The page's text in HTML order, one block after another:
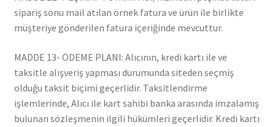
sipariş sonu mail atılan örnek fatura ve ürün ile birlikte
müşteriye gönderilen fatura içeriğinde mevcuttur.
MADDE 13- ÖDEME PLANI: Alıcının, kredi kartı ile ve
taksitle alışveriş yapması durumunda siteden seçmiş
olduğu taksit biçimi geçerlidir. Taksitlendirme
işlemlerinde, Alıcı ile kart sahibi banka arasında imzalamış
bulunan sözleşmenin ilgili hükümleri geçerlidir. Kredi kartı